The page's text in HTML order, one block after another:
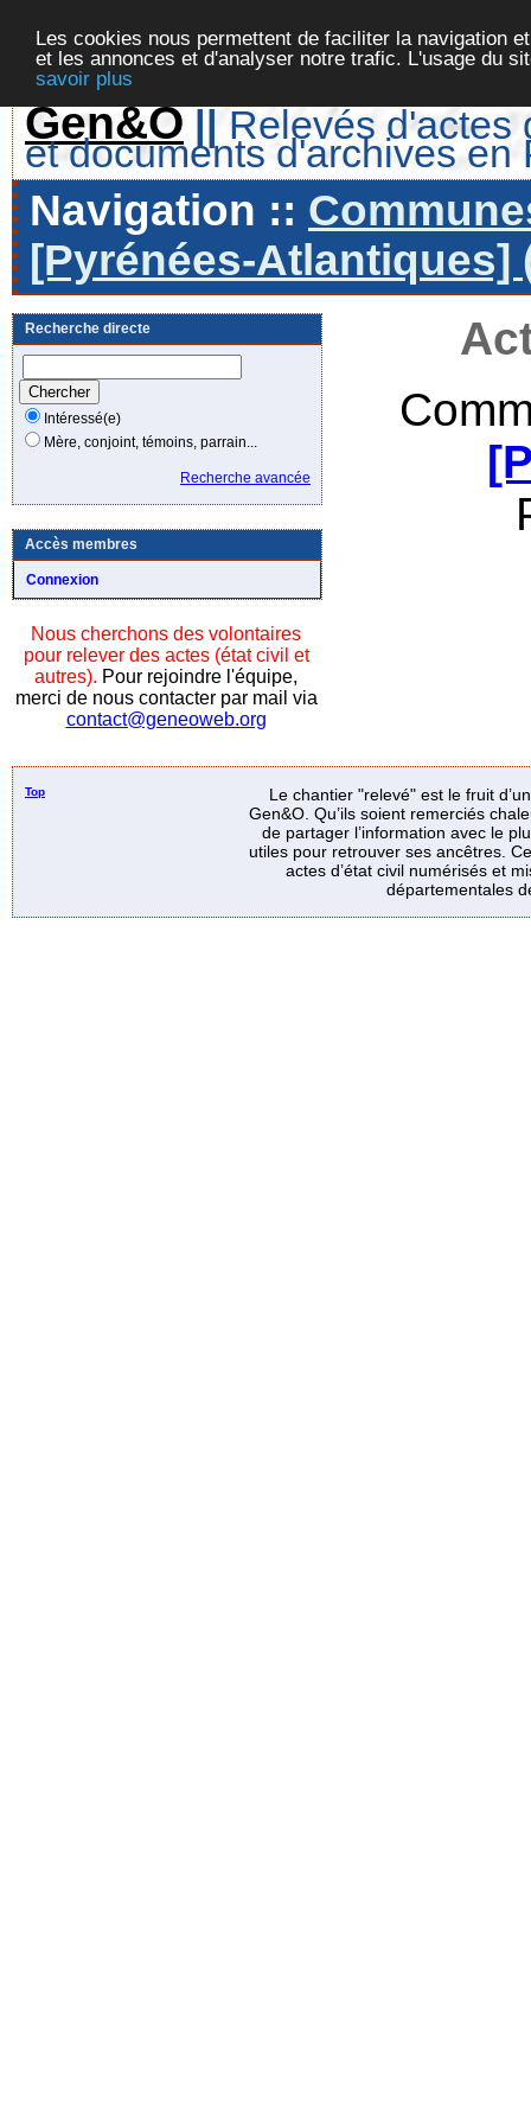
Les cookies nous permettent de faciliter la navigation
et les annonces et d'analyser notre trafic. L'usage du
savoir plus
Gen&O || Relevés d'actes
et documents d'archives en
Navigation ::
[Pyrénées-Atlantiques]
Recherche directe
Intéressé(e)
Mère, conjoint, témoins, parrain...
Recherche avancée
Accès membres
Connexion
Nous cherchons des volontaires
pour relever des actes (état civil et
autres). Pour rejoindre l'équipe,
merci de nous contacter par mail via
contact@geneoweb.org
Top
Le chantier "relevé" est le fruit
Gen&O. Qu’ils soient remerciés
de partager l’information avec le
utiles pour retrouver ses ancêtres.
actes d’état civil numérisés et
départementales